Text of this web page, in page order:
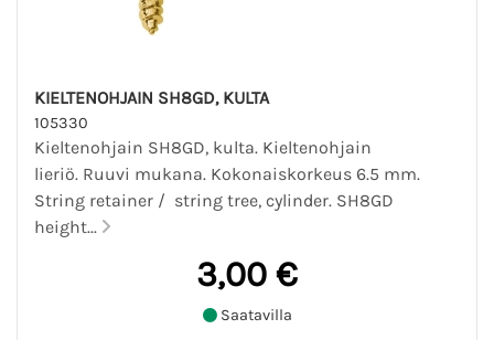
KIELTENOHJAIN SH8GD, KULTA
105330
Kieltenohjain SH8GD, kulta. Kieltenohjain
lieriö. Ruuvi mukana. Kokonaiskorkeus 6.5 mm.
String retainer / string tree, cylinder. SH8GD
height...
3,00 €
Saatavilla